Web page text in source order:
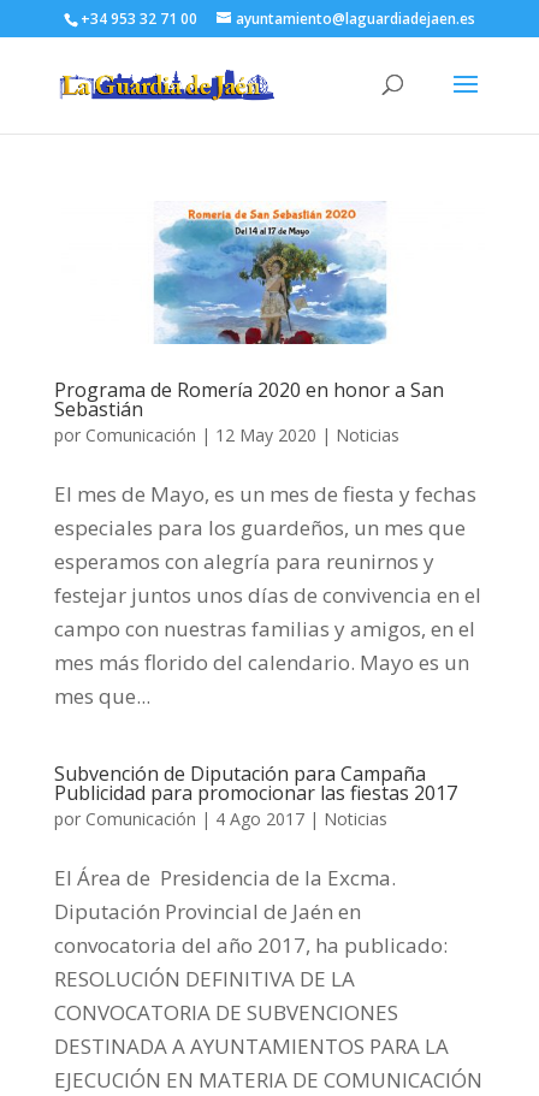
+34 953 32 71 00 ayuntamiento@laguardiadejaen.es
Programa de Romería 2020 en honor a San
Sebastián
por Comunicación | 12 May 2020 | Noticias
El mes de Mayo, es un mes de fiesta y fechas
especiales para los guardeños, un mes que
esperamos con alegría para reunirnos y
festejar juntos unos días de convivencia en el
campo con nuestras familias y amigos, en el
mes más florido del calendario. Mayo es un
mes que...
Subvención de Diputación para Campaña
Publicidad para promocionar las fiestas 2017
por Comunicación | 4 Ago 2017| Noticias
El Área de Presidencia de la Excma.
Diputación Provincial de Jaén en
convocatoria del año 2017, ha publicado:
RESOLUCIÓN DEFINITIVA DE LA
CONVOCATORIA DE SUBVENCIONES
DESTINADA A AYUNTAMIENTOS PARA LA
EJECUCIÓN EN MATERIA DE COMUNICACIÓN